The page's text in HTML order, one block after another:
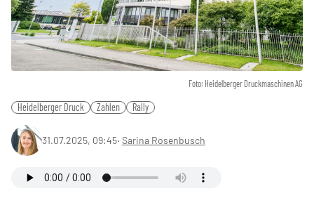
Foto: Heidelberger Druckmaschinen AG
Heidelberger Druck Zahlen Rally
31.07.2025, 09:45‧ Sarina Rosenbusch